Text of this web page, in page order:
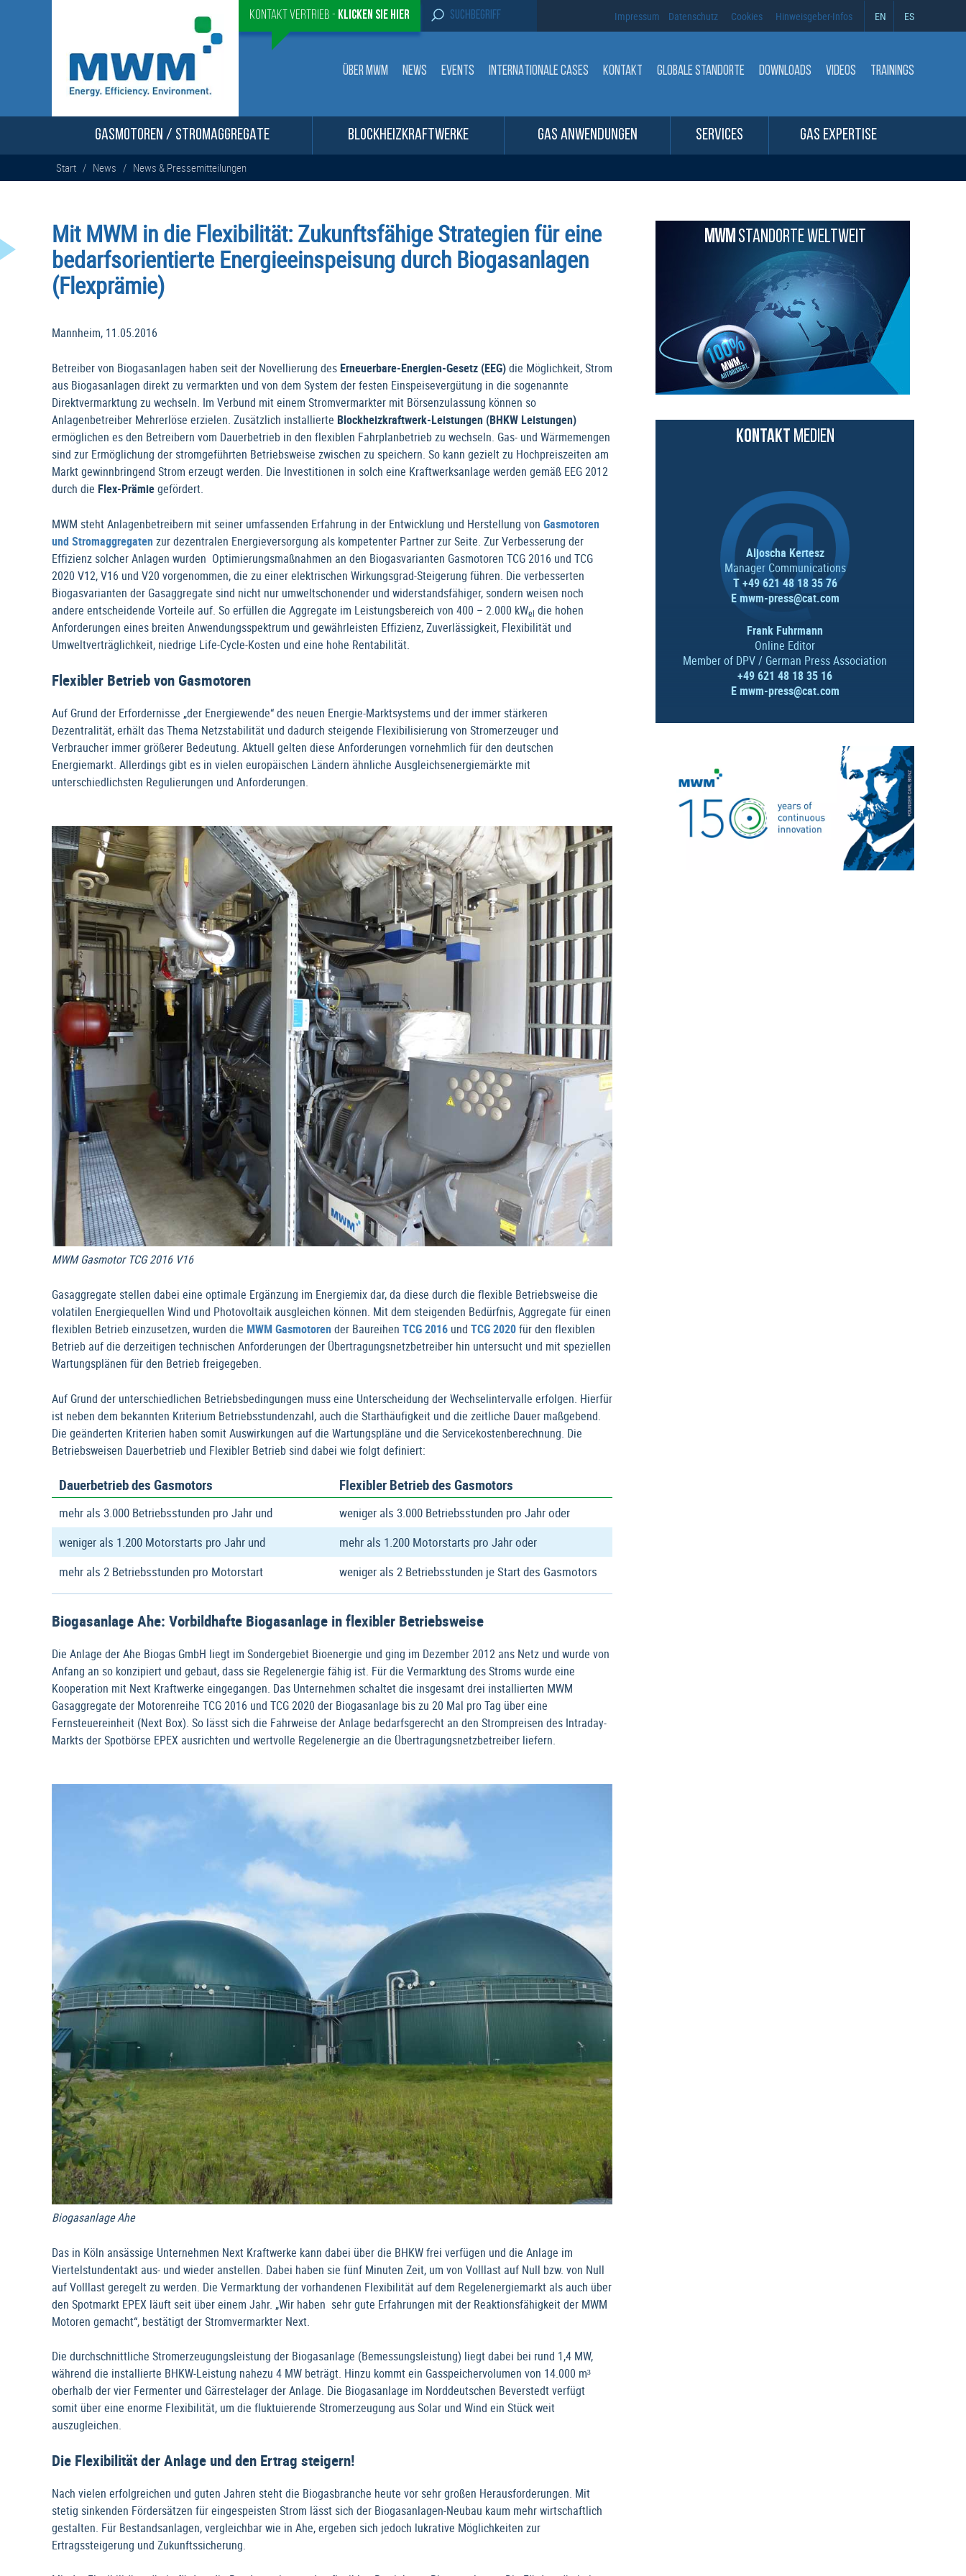
Kontakt Vertrieb - Klicken sie Hier
S
e
r
:
Impressum Datenschutz Cookies Hinweisgeber-Infos EN ES
ÜBER MWM NEWS EVENTS INTERNATIONALE CASES KONTAKT GLOBALE STANDORTE DOWNLOADS VIDEOS TRAININGS
GASMOTOREN / STROMAGGREGATE BLOCKHEIZKRAFTWERKE GAS ANWENDUNGEN SERVICES GAS EXPERTISE
Start / News / News & Pressemitteilungen
Mit MWM in die Flexibilität: Zukunftsfähige Strategien für eine
bedarfsorientierte Energieeinspeisung durch Biogasanlagen
(Flexprämie)
Mannheim, 11.05.2016
Betreiber von Biogasanlagen haben seit der Novellierung des Erneuerbare-Energien-Gesetz (EEG)die Möglichkeit, Strom
aus Biogasanlagen direkt zu vermarkten und von dem System der festen Einspeisevergütung in die sogenannte
Direktvermarktung zu wechseln. Im Verbund mit einem Stromvermarkter mit Börsenzulassung können so
Anlagenbetreiber Mehrerlöse erzielen. Zusätzlich installierte Blockheizkraftwerk-Leistungen (BHKW Leistungen)
ermöglichen es den Betreibern vom Dauerbetrieb in den flexiblen Fahrplanbetrieb zu wechseln. Gas- und Wärmemengen
sind zur Ermöglichung der stromgeführten Betriebsweise zwischen zu speichern. So kann gezielt zu Hochpreiszeiten am
Markt gewinnbringend Strom erzeugt werden. Die Investitionen in solch eine Kraftwerksanlage werden gemäß EEG 2012
durch die Flex-Prämiegefördert.
MWM steht Anlagenbetreibern mit seiner umfassenden Erfahrung in der Entwicklung und Herstellung von Gasmotoren
und Stromaggregaten zur dezentralen Energieversorgung als kompetenter Partner zur Seite. Zur Verbesserung der
Effizienz solcher Anlagen wurden Optimierungsmaßnahmen an den Biogasvarianten Gasmotoren TCG 2016 und TCG
2020 V12, V16 und V20 vorgenommen, die zu einer elektrischen Wirkungsgrad-Steigerung führen. Die verbesserten
Biogasvarianten der Gasaggregate sind nicht nur umweltschonender und widerstandsfähiger, sondern weisen noch
andere entscheidende Vorteile auf. So erfüllen die Aggregate im Leistungsbereich von 400 – 2.000 kWel die hohen
Anforderungen eines breiten Anwendungsspektrum und gewährleisten Effizienz, Zuverlässigkeit, Flexibilität und
Umweltverträglichkeit, niedrige Life-Cycle-Kosten und eine hohe Rentabilität.
Flexibler Betrieb von Gasmotoren
Auf Grund der Erfordernisse „der Energiewende“ des neuen Energie-Marktsystems und der immer stärkeren
Dezentralität, erhält das Thema Netzstabilität und dadurch steigende Flexibilisierung von Stromerzeuger und
Verbraucher immer größerer Bedeutung. Aktuell gelten diese Anforderungen vornehmlich für den deutschen
Energiemarkt. Allerdings gibt es in vielen europäischen Ländern ähnliche Ausgleichsenergiemärkte mit
unterschiedlichsten Regulierungen und Anforderungen.
MWM Gasmotor TCG 2016 V16
Gasaggregate stellen dabei eine optimale Ergänzung im Energiemix dar, da diese durch die flexible Betriebsweise die
volatilen Energiequellen Wind und Photovoltaik ausgleichen können. Mit dem steigenden Bedürfnis, Aggregate für einen
flexiblen Betrieb einzusetzen, wurden die MWM Gasmotoren der Baureihen TCG 2016 und TCG 2020für den flexiblen
Betrieb auf die derzeitigen technischen Anforderungen der Übertragungsnetzbetreiber hin untersucht und mit speziellen
Wartungsplänen für den Betrieb freigegeben.
Auf Grund der unterschiedlichen Betriebsbedingungen muss eine Unterscheidung der Wechselintervalle erfolgen. Hierfür
ist neben dem bekannten Kriterium Betriebsstundenzahl, auch die Starthäufigkeit und die zeitliche Dauer maßgebend.
Die geänderten Kriterien haben somit Auswirkungen auf die Wartungspläne und die Servicekostenberechnung. Die
Betriebsweisen Dauerbetrieb und Flexibler Betrieb sind dabei wie folgt definiert:
Dauerbetrieb des Gasmotors Flexibler Betrieb des Gasmotors
mehr als 3.000 Betriebsstunden pro Jahr und
weniger als 3.000 Betriebsstunden pro Jahr oder
weniger als 1.200 Motorstarts pro Jahr und
mehr als 1.200 Motorstarts pro Jahr oder
mehr als 2 Betriebsstunden pro Motorstart
weniger als 2 Betriebsstunden je Start des Gasmotors
Biogasanlage Ahe: Vorbildhafte Biogasanlage in flexibler Betriebsweise
Die Anlage der Ahe Biogas GmbH liegt im Sondergebiet Bioenergie und ging im Dezember 2012 ans Netz und wurde von
Anfang an so konzipiert und gebaut, dass sie Regelenergie fähig ist. Für die Vermarktung des Stroms wurde eine
Kooperation mit Next Kraftwerke eingegangen. Das Unternehmen schaltet die insgesamt drei installierten MWM
Gasaggregate der Motorenreihe TCG 2016 und TCG 2020 der Biogasanlage bis zu 20 Mal pro Tag über eine
Fernsteuereinheit (Next Box). So lässt sich die Fahrweise der Anlage bedarfsgerecht an den Strompreisen des Intraday-
Markts der Spotbörse EPEX ausrichten und wertvolle Regelenergie an die Übertragungsnetzbetreiber liefern.
Biogasanlage Ahe
Das in Köln ansässige Unternehmen Next Kraftwerke kann dabei über die BHKW frei verfügen und die Anlage im
Viertelstundentakt aus- und wieder anstellen. Dabei haben sie fünf Minuten Zeit, um von Volllast auf Null bzw. von Null
auf Volllast geregelt zu werden. Die Vermarktung der vorhandenen Flexibilität auf dem Regelenergiemarkt als auch über
den Spotmarkt EPEX läuft seit über einem Jahr. „Wir haben sehr gute Erfahrungen mit der Reaktionsfähigkeit der MWM
Motoren gemacht“, bestätigt der Stromvermarkter Next.
Die durchschnittliche Stromerzeugungsleistung der Biogasanlage (Bemessungsleistung) liegt dabei bei rund 1,4 MW,
während die installierte BHKW-Leistung nahezu 4 MW beträgt. Hinzu kommt ein Gasspeichervolumen von 14.000 m³
oberhalb der vier Fermenter und Gärrestelager der Anlage. Die Biogasanlage im Norddeutschen Beverstedt verfügt
somit über eine enorme Flexibilität, um die fluktuierende Stromerzeugung aus Solar und Wind ein Stück weit
auszugleichen.
Die Flexibilität der Anlage und den Ertrag steigern!
Nach vielen erfolgreichen und guten Jahren steht die Biogasbranche heute vor sehr großen Herausforderungen. Mit
stetig sinkenden Fördersätzen für eingespeisten Strom lässt sich der Biogasanlagen-Neubau kaum mehr wirtschaftlich
gestalten. Für Bestandsanlagen, vergleichbar wie in Ahe, ergeben sich jedoch lukrative Möglichkeiten zur
Ertragssteigerung und Zukunftssicherung.
MWMSTANDORTE WELTWEIT
KONTAKT MEDIEN
Aljoscha Kertesz
Manager Communications
T +49 621 48 18 35 76
Emwm-press@cat.com
Frank Fuhrmann
Online Editor
Member of DPV / German Press Association
+49 621 48 18 35 16
Emwm-press@cat.com